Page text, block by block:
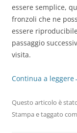
essere semplice,
fronzoli che ne
essere
passaggio
visita.
Continua a leggere
Questo articolo è
Stampa e taggato